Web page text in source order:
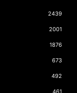
2439
2001
1876
673
492
461